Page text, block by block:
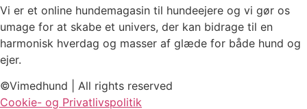
Vi er et online hundemagasin til hundeejere og vi gør os
umage for at skabe et univers, der kan bidrage til en
harmonisk hverdag og masser af glæde for både hund og
ejer.
©Vimedhund | All rights reserved
Cookie- og Privatlivspolitik